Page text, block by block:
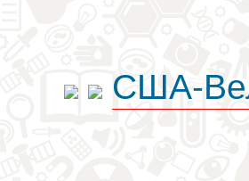
США-